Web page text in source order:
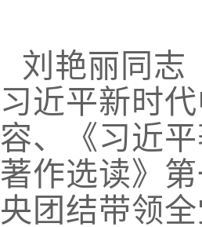
刘艳丽同志
习近平新时
容、《习近
著作选读》
央团结带领